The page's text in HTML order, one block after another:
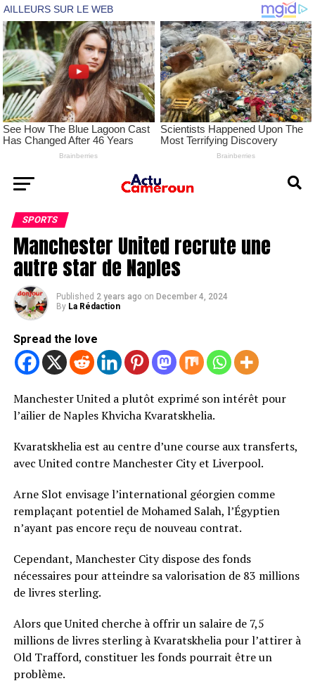
SPORTS
Manchester United recrute une
autre star de Naples
Published 2 years ago on December 4, 2024
By La Rédaction
Spread the love
Manchester United a plutôt exprimé son intérêt pour
l’ailier de Naples Khvicha Kvaratskhelia.
Kvaratskhelia est au centre d’une course aux transferts,
avec United contre Manchester City et Liverpool.
Arne Slot envisage l’international géorgien comme
remplaçant potentiel de Mohamed Salah, l’Égyptien
n’ayant pas encore reçu de nouveau contrat.
Cependant, Manchester City dispose des fonds
nécessaires pour atteindre sa valorisation de 83 millions
de livres sterling.
Alors que United cherche à offrir un salaire de 7,5
millions de livres sterling à Kvaratskhelia pour l’attirer à
Old Trafford, constituer les fonds pourrait être un
problème.